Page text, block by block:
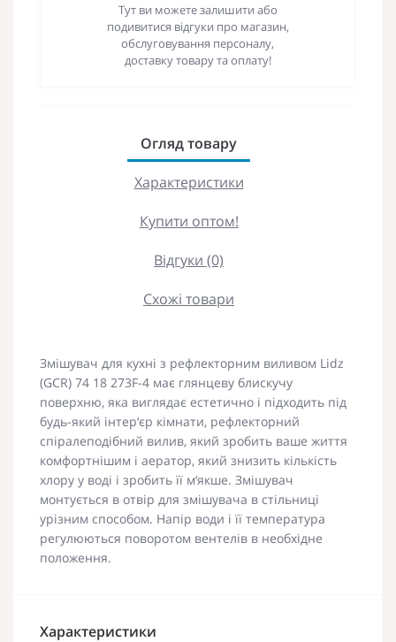
Тут ви можете залишити або
подивитися відгуки про магазин,
обслуговування персоналу,
доставку товару та оплату!
Огляд товару
Характеристики
Купити оптом!
Відгуки (0)
Схожі товари
Змішувач для кухні з рефлекторним виливом Lidz
(GCR) 74 18 273F-4 має глянцеву блискучу
поверхню, яка виглядає естетично і підходить під
будь-який інтер‘єр кімнати, рефлекторний
спіралеподібний вилив, який зробить ваше життя
комфортнішим і аератор, який знизить кількість
хлору у воді і зробить її м‘якше. Змішувач
монтується в отвір для змішувача в стільниці
урізним способом. Напір води і її температура
регулюються поворотом вентелів в необхідне
положення.
Характеристики